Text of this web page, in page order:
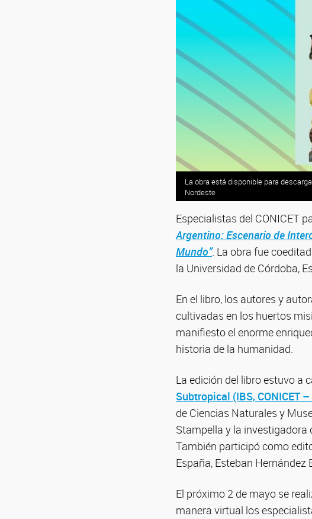
La obra está disponible para
Nordeste
Especialistas del CONICET
Argentino: Escenario de
Mundo”. La obra fue
la Universidad de Córdoba,
En el libro, los autores y
cultivadas en los huertos
manifiesto el enorme
historia de la humanidad.
La edición del libro estuvo a
Subtropical (IBS, CONICET
de Ciencias Naturales y
Stampella y la investigadora
También participó como
España, Esteban Hernández
El próximo 2 de mayo se
manera virtual los